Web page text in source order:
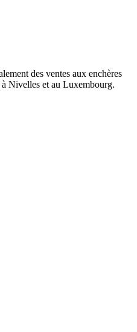
des ventes aux enchères
Nivelles et au Luxembourg.